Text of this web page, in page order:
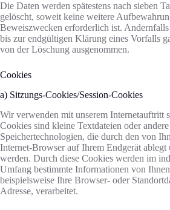
Die Daten werden spätestens nach sieben
gelöscht, soweit keine weitere
Beweiszwecken erforderlich ist.
bis zur endgültigen Klärung eines Vorfalls
von der Löschung ausgenommen.
Cookies
a) Sitzungs-Cookies/Session-Cookies
Wir verwenden mit unserem Internetauftritt
Cookies sind kleine Textdateien oder andere
Speichertechnologien, die durch den von
Internet-Browser auf Ihrem Endgerät ablegt
werden. Durch diese Cookies werden im
Umfang bestimmte Informationen von
beispielsweise Ihre Browser- oder
Adresse, verarbeitet.